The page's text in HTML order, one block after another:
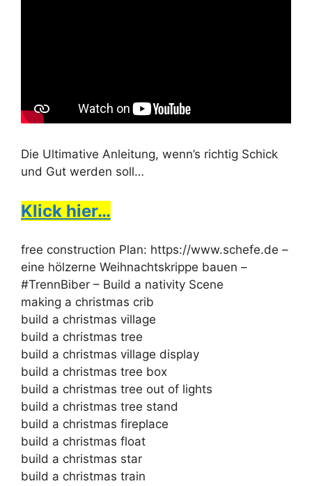
Die Ultimative Anleitung, wenn’s richtig Schick
und Gut werden soll…
Klick hier…
free construction Plan: https://www.schefe.de –
eine hölzerne Weihnachtskrippe bauen –
#TrennBiber – Build a nativity Scene
making a christmas crib
build a christmas village
build a christmas tree
build a christmas village display
build a christmas tree box
build a christmas tree out of lights
build a christmas tree stand
build a christmas fireplace
build a christmas float
build a christmas star
build a christmas train